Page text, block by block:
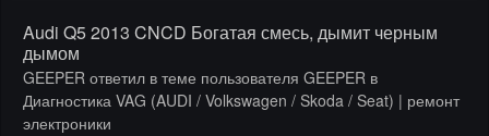
Audi Q5 2013 CNCD Богатая смесь, дымит черным
дымом
GEEPER ответил в теме пользователя GEEPER в
Диагностика VAG (AUDI / Volkswagen / Skoda / Seat) | ремонт
электроники